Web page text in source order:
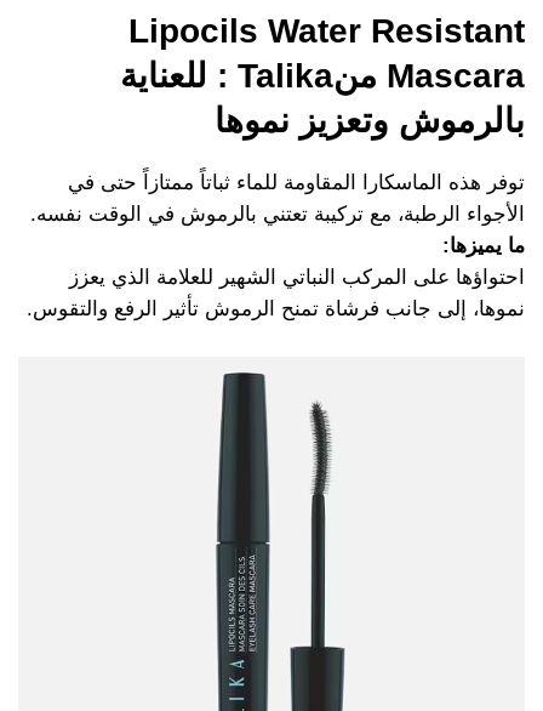
Lipocils Water Resistant
Mascara منTalika : للعناية
بالرموش وتعزيز نموها
توفر هذه الماسكارا المقاومة للماء ثباتاً ممتازاً حتى في
الأجواء الرطبة، مع تركيبة تعتني بالرموش في الوقت نفسه.
ما يميزها:
احتواؤها على المركب النباتي الشهير للعلامة الذي يعزز
نموها، إلى جانب فرشاة تمنح الرموش تأثير الرفع والتقوس.